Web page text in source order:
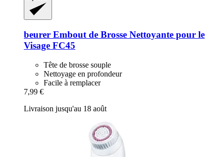
beurer Embout de Brosse Nettoyante pour le
Visage FC45
Tête de brosse souple
Nettoyage en profondeur
Facile à remplacer
7,99 €
Livraison jusqu'au 18 août